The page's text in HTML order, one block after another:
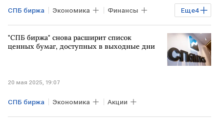
Еще4
СПБ биржа Экономика Финансы
Рынок Торги РФ
рынок криптовалюты
"СПБ биржа" снова расширит список
ценных бумаг, доступных в выходные дни
20 мая 2025, 19:07
СПБ биржа Экономика Акции